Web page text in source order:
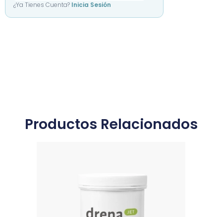
¿Ya Tienes Cuenta? Inicia Sesión
Productos Relacionados